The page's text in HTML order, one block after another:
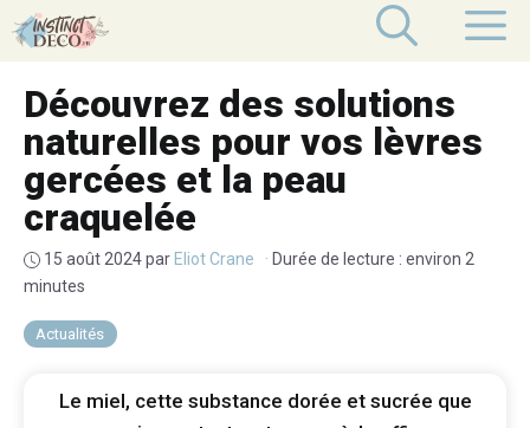
Aller
au
Actualités
Découvrez des solutions
naturelles pour vos lèvres
gercées et la peau
craquelée
15 août 2024par Eliot Crane · Durée de lecture : environ 2
minutes
Le miel, cette substance dorée et sucrée que